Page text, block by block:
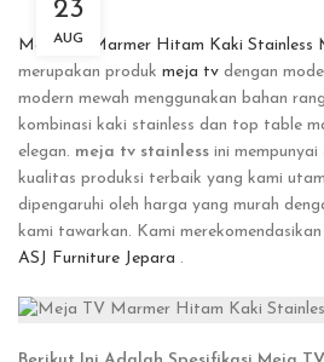
23
AUG
Meja TV Marmer Hitam Kaki Stainless
merupakan produk meja tv dengan
modern mewah menggunakan bahan
kombinasi kaki stainless dan top table
elegan. meja tv stainless ini
kualitas produksi terbaik yang kami
dipengaruhi oleh harga yang murah
kami tawarkan. Kami
ASJ Furniture Jepara .